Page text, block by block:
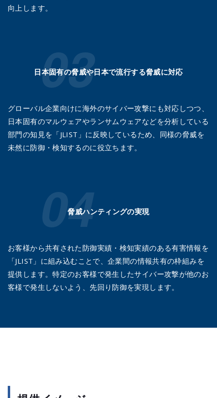
向上します。
日本固有の脅威や日本で流行する脅威に対応
グローバル企業向けに海外のサイバー攻撃にも対応しつつ、
日本固有のマルウェアやランサムウェアなどを分析している
部門の知見を「JLIST」に反映しているため、同様の脅威を
未然に防御・検知するのに役立ちます。
脅威ハンティングの実現
お客様から共有された防御実績・検知実績のある有害情報を
「JLIST」に組み込むことで、企業間の情報共有の枠組みを
提供します。特定のお客様で発生したサイバー攻撃が他のお
客様で発生しないよう、先回り防御を実現します。